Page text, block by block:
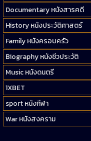
Documentary หนังสารคดี
History หนังประวัติศาสตร์
Family หนังครอบครัว
Biography หนังชีวประวัติ
Music หนังดนตรี
1XBET
sport หนังกีฬา
War หนังสงคราม